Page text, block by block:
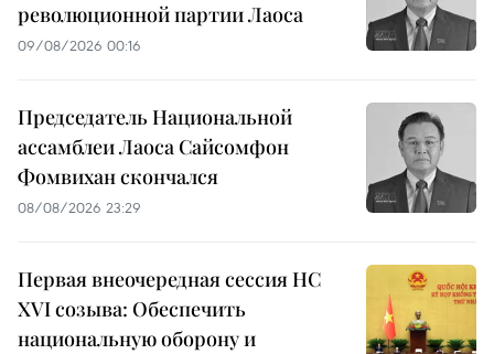
революционной партии Лаоса
09/08/2026 00:16
Председатель Национальной
ассамблеи Лаоса Сайсомфон
Фомвихан скончался
08/08/2026 23:29
Первая внеочередная сессия НС
XVI созыва: Обеспечить
национальную оборону и